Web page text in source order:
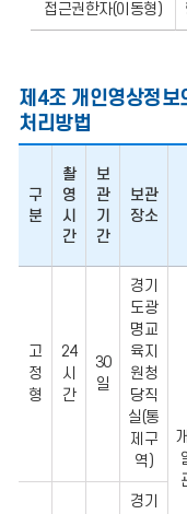
자
접근권한자(이동형)
제4조 개인영상정보
처리방법
정
보
의
촬
관
구
분
촬
영
시
간
보
관
기
간
보관
장소
고
정
형
24
시
간
30
일
경기
도광
명교
육지
원청
당직
실(통
제구
역)
경기